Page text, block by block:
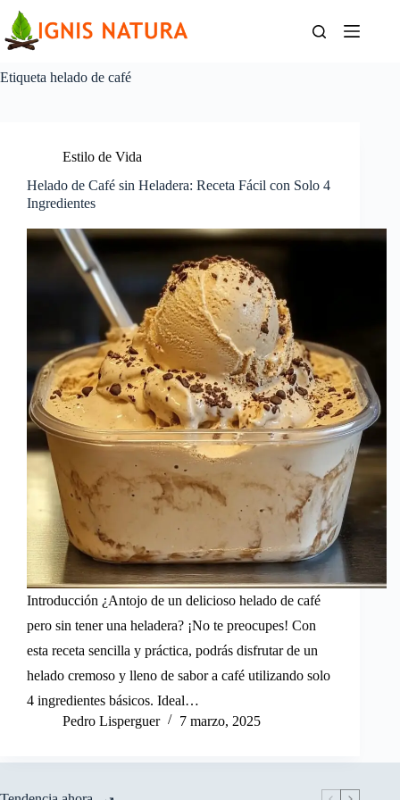
contenido
Etiqueta helado de café
Estilo de Vida
Helado de Café sin Heladera: Receta Fácil con Solo 4
Ingredientes
Introducción ¿Antojo de un delicioso helado de café
pero sin tener una heladera? ¡No te preocupes! Con
esta receta sencilla y práctica, podrás disfrutar de un
helado cremoso y lleno de sabor a café utilizando solo
4 ingredientes básicos. Ideal…
Pedro Lisperguer
7 marzo, 2025